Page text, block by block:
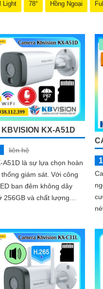
Light 78° Hồng Ngoại
KX-A51D
liên hệ
A51D là sự lựa chọn hoàn
giám sát. Với công
ban đêm không dây
256GB và chất lượng